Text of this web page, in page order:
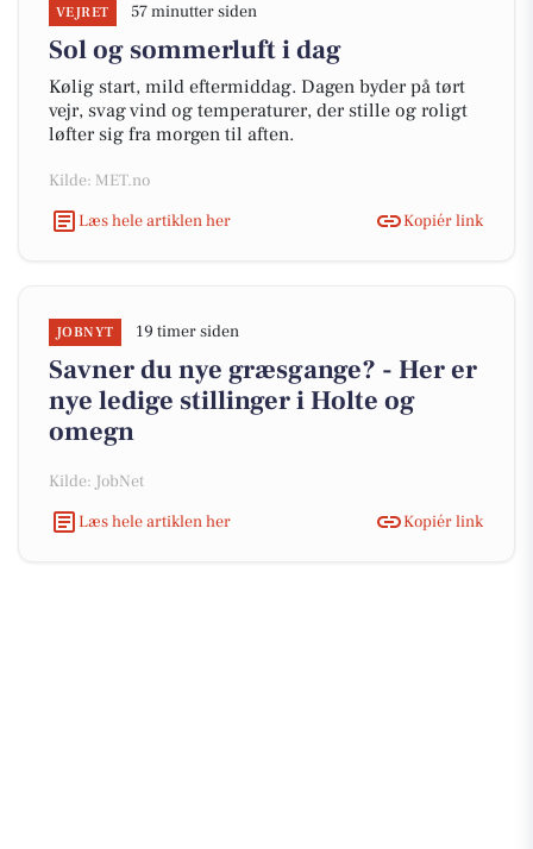
VEJRET 57 minutter siden
Sol og sommerluft i dag
Kølig start, mild eftermiddag. Dagen byder på tørt
vejr, svag vind og temperaturer, der stille og roligt
løfter sig fra morgen til aften.
Kilde: MET.no
Læs hele artiklen her
Kopiér link
JOBNYT 19 timer siden
Savner du nye græsgange? - Her er
nye ledige stillinger i Holte og
omegn
Kilde: JobNet
Læs hele artiklen her
Kopiér link